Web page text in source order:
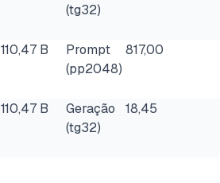
(tg32)
110,47 B
Prompt
(pp2048)
817,00
110,47 B
Geração
(tg32)
18,45